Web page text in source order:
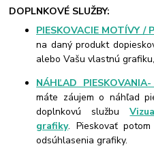
DOPLNKOVÉ SLUŽBY:
PIESKOVACIE MOTÍVY /
na daný produkt
alebo Vašu vlastnú
NÁHĽAD
máte záujem o náhľad
doplnkovú službu
grafiky. Pieskovať
odsúhlasenia grafiky.